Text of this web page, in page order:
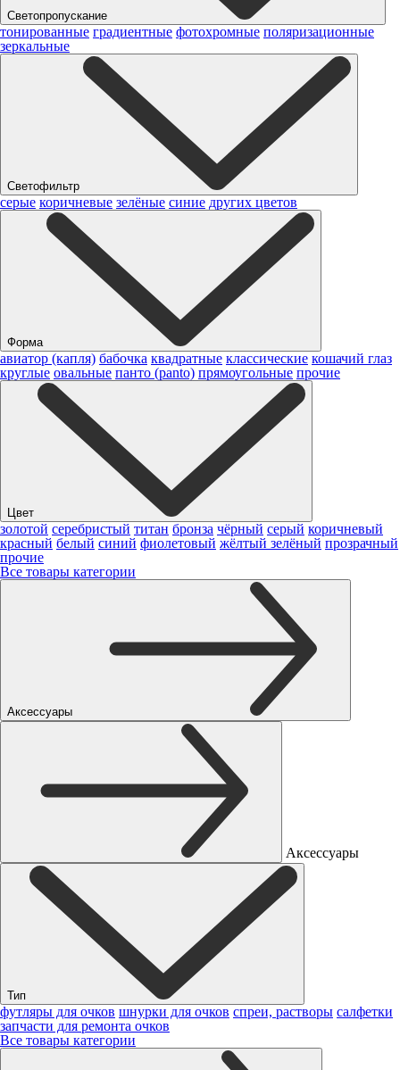
Светопропускание
тонированные градиентные фотохромные поляризационные
зеркальные
Светофильтр
серые коричневые зелёные синие других цветов
Форма
авиатор (капля) бабочка квадратные классические кошачий глаз
круглые овальные панто (panto) прямоугольные прочие
Цвет
золотой серебристый титан бронза чёрный серый коричневый
красный белый синий фиолетовый жёлтый зелёный прозрачный
прочие
Все товары категории
Аксессуары
Аксессуары
Тип
футляры для очков шнурки для очков спреи, растворы салфетки
запчасти для ремонта очков
Все товары категории